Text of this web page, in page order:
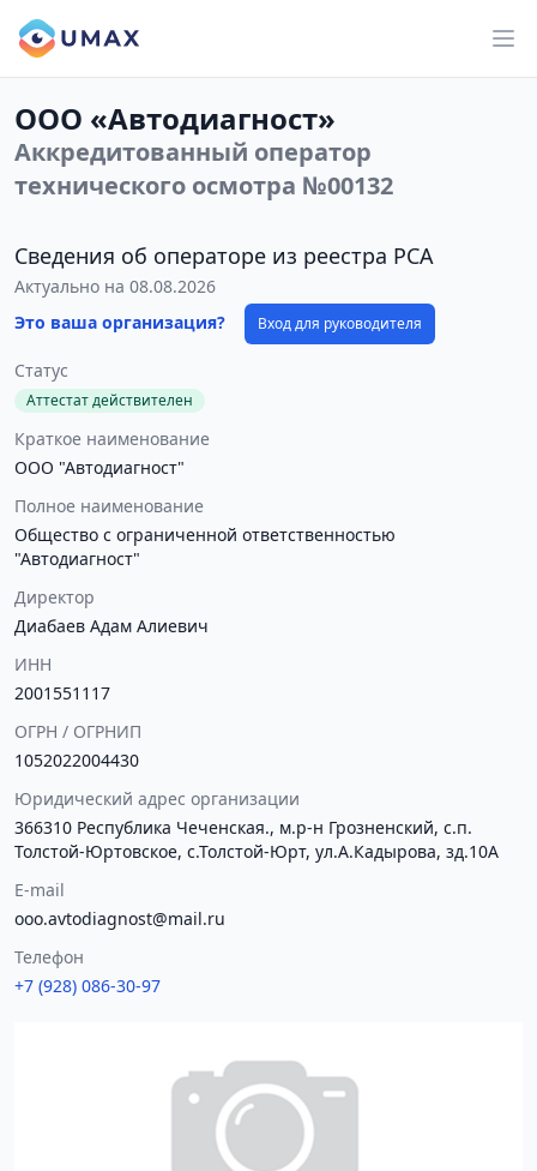
ООО «Автодиагност»
Аккредитованный оператор
технического осмотра №00132
Сведения об операторе из реестра РСА
Актуально на 08.08.2026
Это ваша организация?
Вход для руководителя
Статус
Аттестат действителен
Краткое наименование
ООО "Автодиагност"
Полное наименование
Общество с ограниченной ответственностью
"Автодиагност"
Директор
Диабаев Адам Алиевич
ИНН
2001551117
ОГРН / ОГРНИП
1052022004430
Юридический адрес организации
366310 Республика Чеченская., м.р-н Грозненский, с.п.
Толстой-Юртовское, с.Толстой-Юрт, ул.А.Кадырова, зд.10А
E-mail
ooo.avtodiagnost@mail.ru
Телефон
+7 (928) 086-30-97